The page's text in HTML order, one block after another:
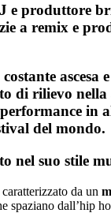
e produttore
a remix e
ascesa
di rilievo nella
in
del mondo.
nel suo stile
da un
spaziano dall’hip